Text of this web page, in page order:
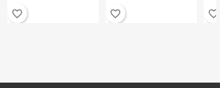
favorite_border favorite_border favorite_border